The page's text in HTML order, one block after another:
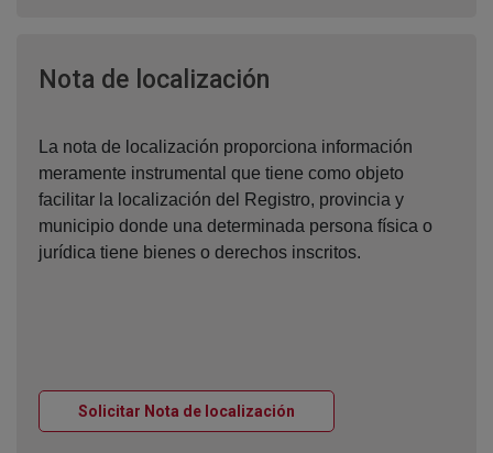
Nota de localización
La nota de localización proporciona información
meramente instrumental que tiene como objeto
facilitar la localización del Registro, provincia y
municipio donde una determinada persona física o
jurídica tiene bienes o derechos inscritos.
Solicitar Nota de localización